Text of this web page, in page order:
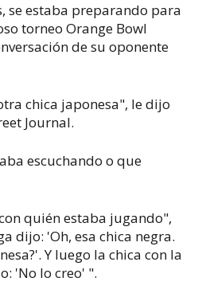
se estaba preparando para
torneo Orange Bowl
de su oponente
chica japonesa", le dijo
Journal.
escuchando o que
quién estaba jugando",
dijo: 'Oh, esa chica negra.
Y luego la chica con la
'No lo creo' ".